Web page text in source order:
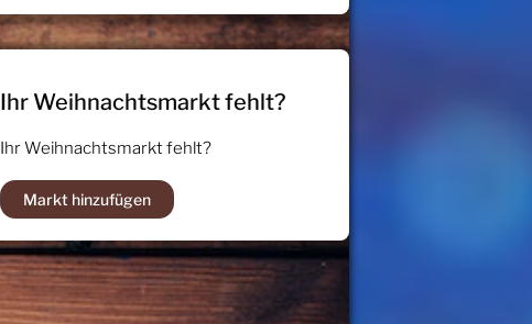
Ihr Weihnachtsmarkt fehlt?
Ihr Weihnachtsmarkt fehlt?
Markt hinzufügen